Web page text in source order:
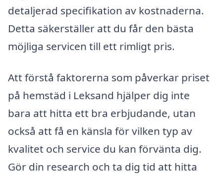
detaljerad specifikation av kostnaderna.
Detta säkerställer att du får den bästa
möjliga servicen till ett rimligt pris.
Att förstå faktorerna som påverkar priset
på hemstäd i Leksand hjälper dig inte
bara att hitta ett bra erbjudande, utan
också att få en känsla för vilken typ av
kvalitet och service du kan förvänta dig.
Gör din research och ta dig tid att hitta